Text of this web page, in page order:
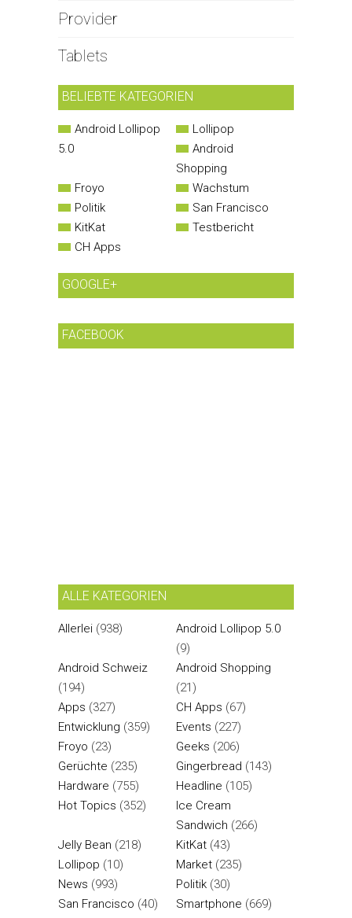
Provider
Tablets
BELIEBTE KATEGORIEN
Android Lollipop
5.0
Lollipop
Android
Shopping
Froyo
Wachstum
Politik
San Francisco
KitKat
Testbericht
CH Apps
GOOGLE+
FACEBOOK
ALLE KATEGORIEN
Allerlei (938)
Android Lollipop 5.0
(9)
Android Schweiz
(194)
Android Shopping
(21)
Apps (327) CH Apps (67)
Entwicklung (359) Events (227)
Froyo (23) Geeks (206)
Gerüchte (235) Gingerbread (143)
Hardware (755) Headline (105)
Hot Topics (352)
Ice Cream
Sandwich (266)
Jelly Bean (218) KitKat (43)
Lollipop (10) Market (235)
News (993) Politik (30)
San Francisco (40) Smartphone (669)